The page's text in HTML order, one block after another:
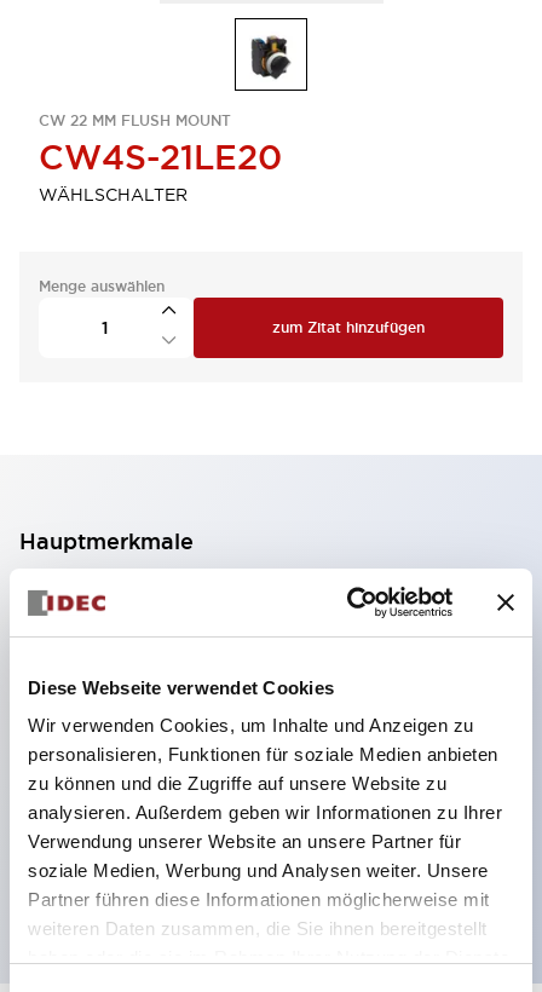
Diese Webseite verwendet Cookies
Wir verwenden Cookies, um Inhalte und Anzeigen zu
personalisieren, Funktionen für soziale Medien anbieten
zu können und die Zugriffe auf unsere Website zu
analysieren. Außerdem geben wir Informationen zu Ihrer
Verwendung unserer Website an unsere Partner für
soziale Medien, Werbung und Analysen weiter. Unsere
Partner führen diese Informationen möglicherweise mit
weiteren Daten zusammen, die Sie ihnen bereitgestellt
CW 22 MM FLUSH MOUNT
CW4S-21LE20
WÄHLSCHALTER
Menge auswählen
zum Zitat hinzufügen
Hauptmerkmale
2-Kontakt-Block mit 2 Stufen, ermöglicht eine 4-
Kontakt-Konfiguration (Gewährleistung der
Isolierung zwischen den 2 Kontakten).
59,9 mm (※ 22-stufiger Kontaktblock).
Platzsparendes Design möglich.
Sicherheitsstruktur der 3. Generation: 2-Aktions-
Freisetzung, integrierter Schutz, IP20-
Fingerschutzstruktur